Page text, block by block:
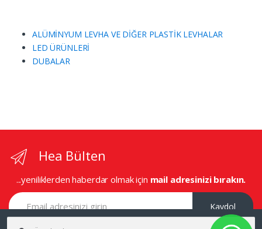
ALÜMİNYUM LEVHA VE DİĞER PLASTİK LEVHALAR
LED ÜRÜNLERİ
DUBALAR
Hea Bülten
...yeniliklerden haberdar olmak için mail adresinizi bırakın.
Kaydol
Ara: